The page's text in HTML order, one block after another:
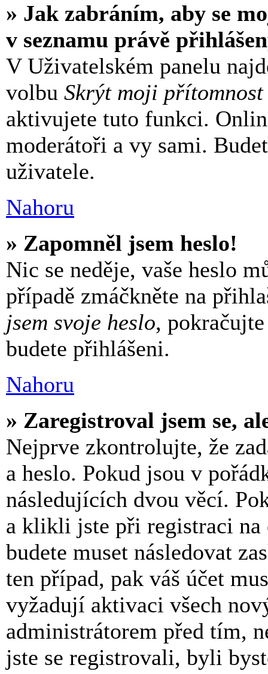
» Jak zabráním, aby se
v seznamu právě
V Uživatelském panelu
volbu Skrýt moji
aktivujete tuto funkci.
moderátoři a vy sami.
uživatele.
Nahoru
» Zapomněl jsem heslo!
Nic se neděje, vaše heslo
případě zmáčkněte na
jsem svoje heslo,
budete přihlášeni.
Nahoru
» Zaregistroval jsem se,
Nejprve zkontrolujte, že
a heslo. Pokud jsou v
následujících dvou věcí.
a klikli jste při registraci
budete muset následovat
ten případ, pak váš účet
vyžadují aktivaci všech
administrátorem před tím,
jste se registrovali, byli